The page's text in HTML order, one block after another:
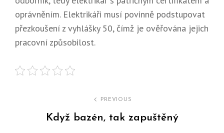
oprávněním. Elektrikáři musí povinně podstupovat
přezkoušení z vyhlášky 50, čímž je ověřována jejich
pracovní způsobilost.
PREVIOUS
Když bazén, tak zapuštěný